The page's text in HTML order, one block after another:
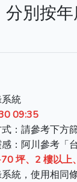
分別按
統
09:35
：請參考下方
：阿川參考「
坪、2 樓以上
統，使用相同